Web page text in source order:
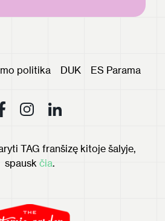
politika DUK ES Parama
TAG franšizę kitoje šalyje,
spausk čia.